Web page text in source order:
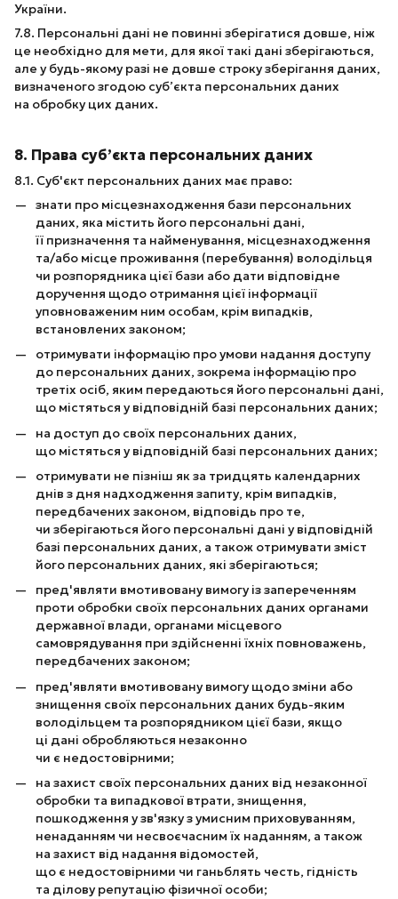
України.
7.8. Персональні дані не повинні зберігатися довше, ніж
це необхідно для мети, для якої такі дані зберігаються,
але у будь-якому разі не довше строку зберігання даних,
визначеного згодою суб’єкта персональних даних
на обробку цих даних.
8. Права суб’єкта персональних даних
8.1. Суб'єкт персональних даних має право:
знати про місцезнаходження бази персональних
даних, яка містить його персональні дані,
її призначення та найменування, місцезнаходження
та/або місце проживання (перебування) володільця
чи розпорядника цієї бази або дати відповідне
доручення щодо отримання цієї інформації
уповноваженим ним особам, крім випадків,
встановлених законом;
отримувати інформацію про умови надання доступу
до персональних даних, зокрема інформацію про
третіх осіб, яким передаються його персональні дані,
що містяться у відповідній базі персональних даних;
на доступ до своїх персональних даних,
що містяться у відповідній базі персональних даних;
отримувати не пізніш як за тридцять календарних
днів з дня надходження запиту, крім випадків,
передбачених законом, відповідь про те,
чи зберігаються його персональні дані у відповідній
базі персональних даних, а також отримувати зміст
його персональних даних, які зберігаються;
пред'являти вмотивовану вимогу із запереченням
проти обробки своїх персональних даних органами
державної влади, органами місцевого
самоврядування при здійсненні їхніх повноважень,
передбачених законом;
пред'являти вмотивовану вимогу щодо зміни або
знищення своїх персональних даних будь-яким
володільцем та розпорядником цієї бази, якщо
ці дані обробляються незаконно
чи є недостовірними;
на захист своїх персональних даних від незаконної
обробки та випадкової втрати, знищення,
пошкодження у зв'язку з умисним приховуванням,
ненаданням чи несвоєчасним їх наданням, а також
на захист від надання відомостей,
що є недостовірними чи ганьблять честь, гідність
та ділову репутацію фізичної особи;